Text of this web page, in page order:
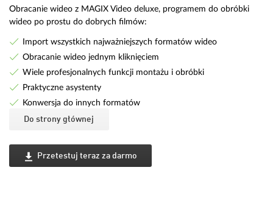
Obracanie wideo z MAGIX Video deluxe, programem do obróbki
wideo po prostu do dobrych filmów:
Import wszystkich najważniejszych formatów wideo
Obracanie wideo jednym kliknięciem
Wiele profesjonalnych funkcji montażu i obróbki
Praktyczne asystenty
Konwersja do innych formatów
Do strony głównej
Przetestuj teraz za darmo